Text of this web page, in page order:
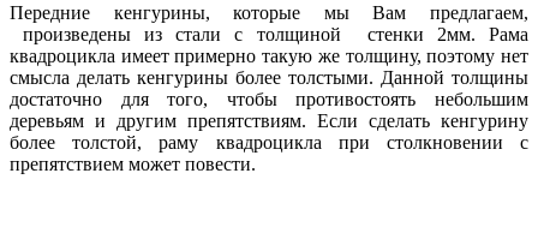
Передние кенгурины, которые мы Вам предлагаем,
произведены из стали с толщиной стенки 2мм. Рама
квадроцикла имеет примерно такую же толщину, поэтому нет
смысла делать кенгурины более толстыми. Данной толщины
достаточно для того, чтобы противостоять небольшим
деревьям и другим препятствиям. Если сделать кенгурину
более толстой, раму квадроцикла при столкновении с
препятствием может повести.